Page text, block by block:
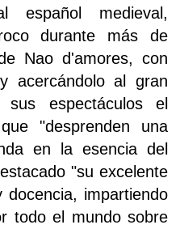
español medieval,
durante más de
Nao d'amores, con
acercándolo al gran
espectáculos el
"desprenden una
en la esencia del
"su excelente
docencia, impartiendo
todo el mundo sobre